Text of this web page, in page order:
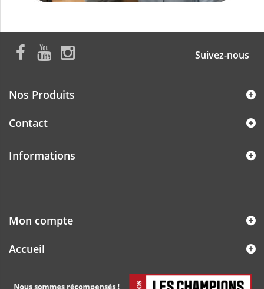
Suivez-nous
Nos Produits
Contact
Informations
Mon compte
Accueil